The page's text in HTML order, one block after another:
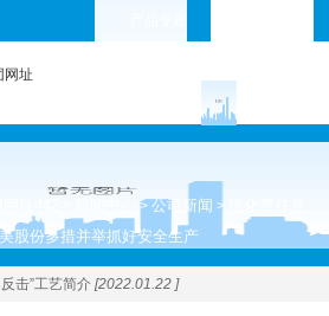
网址
址442 >公司新闻 >
股份多措并举抓好安全生产
击”工艺简介 [2022.01.22 ]